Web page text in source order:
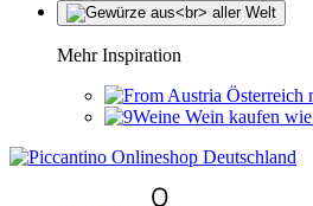
Mehr Inspiration
Österreich
Wein kaufen